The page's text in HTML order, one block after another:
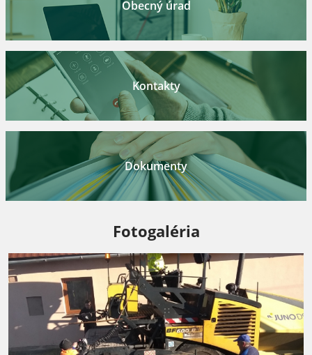
Obecný úrad
Kontakty
Dokumenty
Fotogaléria